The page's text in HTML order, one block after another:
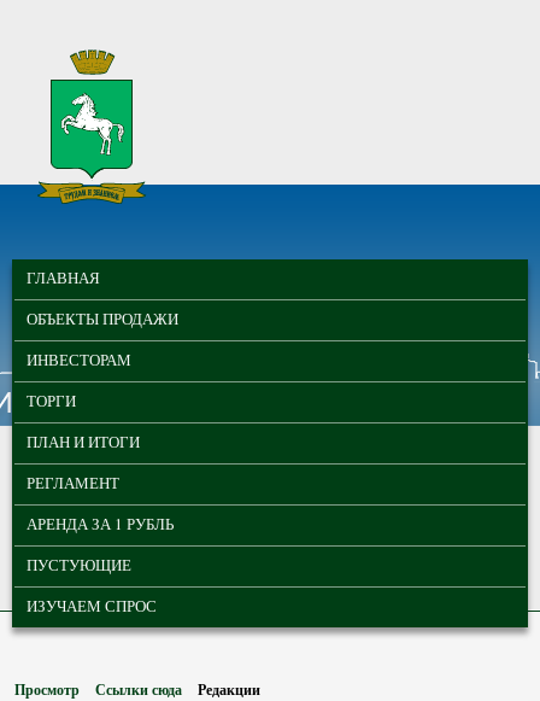
МУНИЦИПАЛЬНЫЕ
ТОРГИ ГОРОДА
ТОМСКА
ГЛАВНОЕ МЕНЮ
ГЛАВНАЯ
ОБЪЕКТЫ ПРОДАЖИ
ИНВЕСТОРАМ
ТОРГИ
ПЛАН И ИТОГИ
РЕГЛАМЕНТ
АРЕНДА ЗА 1 РУБЛЬ
ПУСТУЮЩИЕ
ИЗУЧАЕМ СПРОС
Просмотр Ссылки сюда Редакции